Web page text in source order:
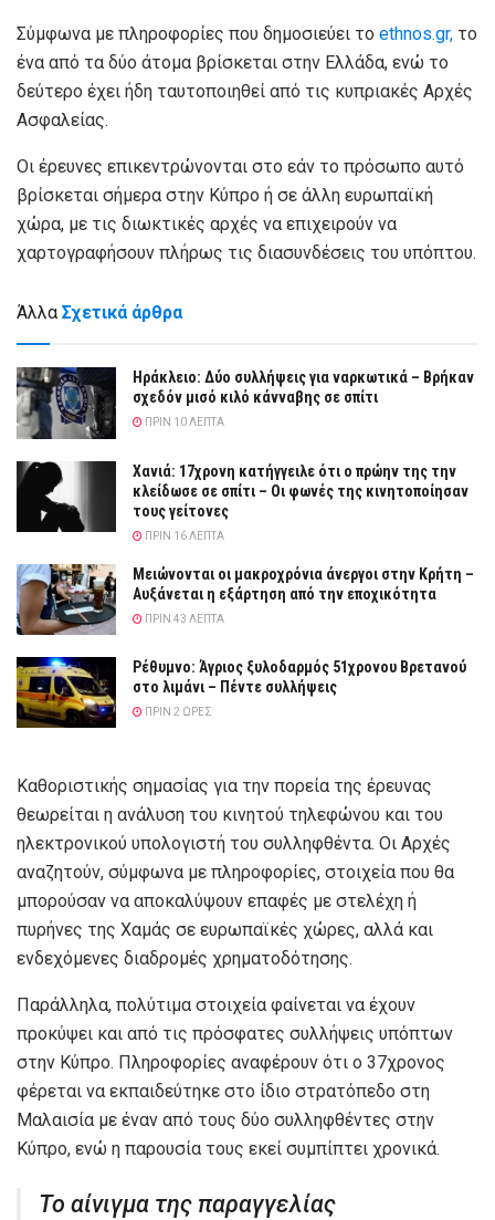
Σύμφωνα με πληροφορίες που δημοσιεύει το ethnos.gr, το
ένα από τα δύο άτομα βρίσκεται στην Ελλάδα, ενώ το
δεύτερο έχει ήδη ταυτοποιηθεί από τις κυπριακές Αρχές
Ασφαλείας.
Οι έρευνες επικεντρώνονται στο εάν το πρόσωπο αυτό
βρίσκεται σήμερα στην Κύπρο ή σε άλλη ευρωπαϊκή
χώρα, με τις διωκτικές αρχές να επιχειρούν να
χαρτογραφήσουν πλήρως τις διασυνδέσεις του υπόπτου.
Άλλα Σχετικά άρθρα
Ηράκλειο: Δύο συλλήψεις για ναρκωτικά – Βρήκαν
σχεδόν μισό κιλό κάνναβης σε σπίτι
ΠΡΙΝ 10 ΛΕΠΤΆ
Χανιά: 17χρονη κατήγγειλε ότι ο πρώην της την
κλείδωσε σε σπίτι – Οι φωνές της κινητοποίησαν
τους γείτονες
ΠΡΙΝ 16 ΛΕΠΤΆ
Μειώνονται οι μακροχρόνια άνεργοι στην Κρήτη –
Αυξάνεται η εξάρτηση από την εποχικότητα
ΠΡΙΝ 43 ΛΕΠΤΆ
Ρέθυμνο: Άγριος ξυλοδαρμός 51χρονου Βρετανού
στο λιμάνι – Πέντε συλλήψεις
ΠΡΙΝ 2 ΏΡΕΣ
Καθοριστικής σημασίας για την πορεία της έρευνας
θεωρείται η ανάλυση του κινητού τηλεφώνου και του
ηλεκτρονικού υπολογιστή του συλληφθέντα. Οι Αρχές
αναζητούν, σύμφωνα με πληροφορίες, στοιχεία που θα
μπορούσαν να αποκαλύψουν επαφές με στελέχη ή
πυρήνες της Χαμάς σε ευρωπαϊκές χώρες, αλλά και
ενδεχόμενες διαδρομές χρηματοδότησης.
Παράλληλα, πολύτιμα στοιχεία φαίνεται να έχουν
προκύψει και από τις πρόσφατες συλλήψεις υπόπτων
στην Κύπρο. Πληροφορίες αναφέρουν ότι ο 37χρονος
φέρεται να εκπαιδεύτηκε στο ίδιο στρατόπεδο στη
Μαλαισία με έναν από τους δύο συλληφθέντες στην
Κύπρο, ενώ η παρουσία τους εκεί συμπίπτει χρονικά.
Το αίνιγμα της παραγγελίας